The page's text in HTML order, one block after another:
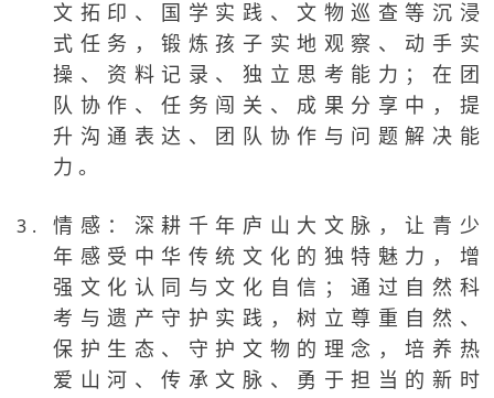
文拓印、国学实践、文物巡查等沉浸
式任务，锻炼孩子实地观察、动手实
操、资料记录、独立思考能力；在团
队协作、任务闯关、成果分享中，提
升沟通表达、团队协作与问题解决能
力。
情感：深耕千年庐山大文脉，让青少
年感受中华传统文化的独特魅力，增
强文化认同与文化自信；通过自然科
考与遗产守护实践，树立尊重自然、
保护生态、守护文物的理念，培养热
爱山河、传承文脉、勇于担当的新时